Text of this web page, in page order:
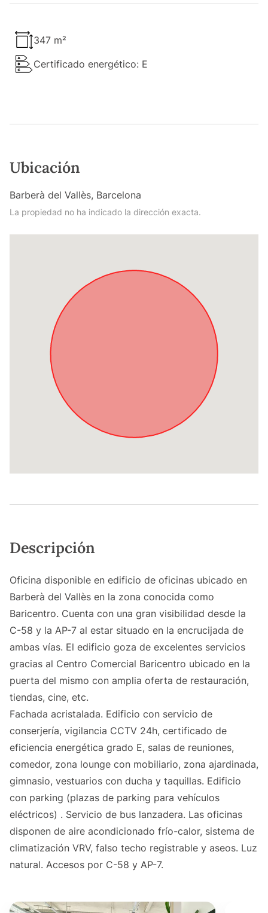
347 m²
Certificado energético: E
Ubicación
Barberà del Vallès, Barcelona
La propiedad no ha indicado la dirección exacta.
Descripción
Oficina disponible en edificio de oficinas ubicado en
Barberà del Vallès en la zona conocida como
Baricentro. Cuenta con una gran visibilidad desde la
C-58 y la AP-7 al estar situado en la encrucijada de
ambas vías. El edificio goza de excelentes servicios
gracias al Centro Comercial Baricentro ubicado en la
puerta del mismo con amplia oferta de restauración,
tiendas, cine, etc.
Fachada acristalada. Edificio con servicio de
conserjería, vigilancia CCTV 24h, certificado de
eficiencia energética grado E, salas de reuniones,
comedor, zona lounge con mobiliario, zona ajardinada,
gimnasio, vestuarios con ducha y taquillas. Edificio
con parking (plazas de parking para vehículos
eléctricos) . Servicio de bus lanzadera. Las oficinas
disponen de aire acondicionado frío-calor, sistema de
climatización VRV, falso techo registrable y aseos. Luz
natural. Accesos por C-58 y AP-7.